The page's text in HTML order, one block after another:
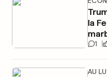
la
1
AU